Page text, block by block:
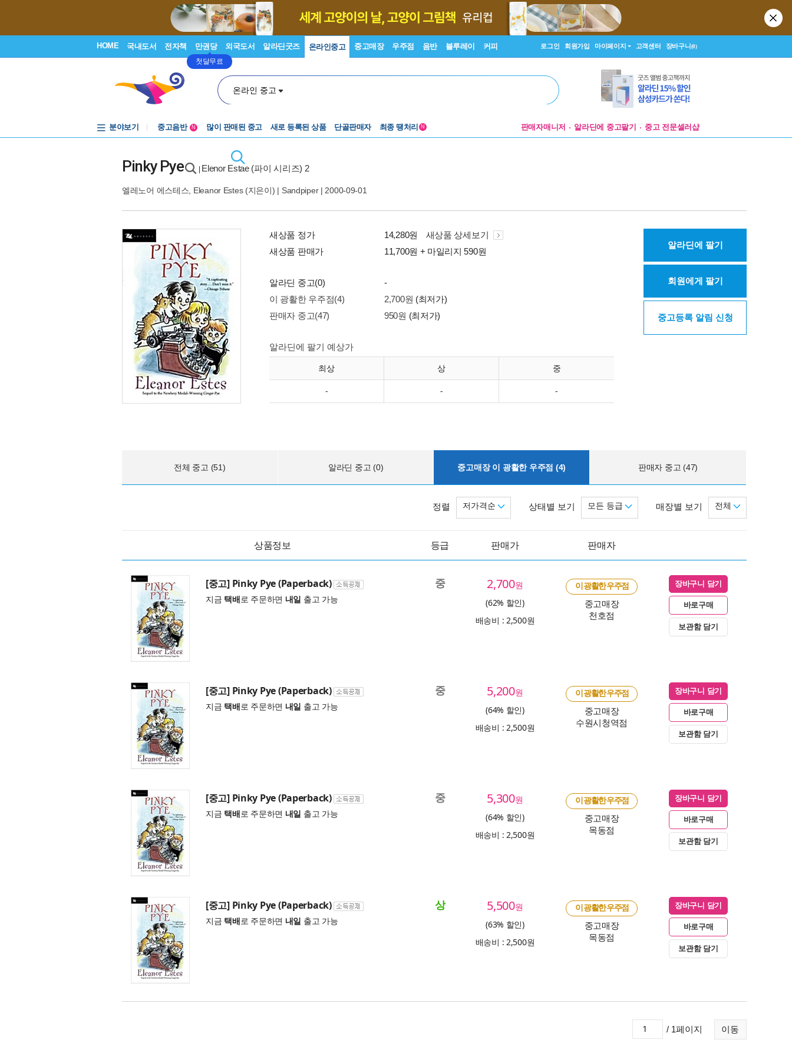
HOME 국내도서 전자책 만권당
첫달무료
외국도서 알라딘굿즈 온라인중고 중고매장 우주점 음반 블루레이 커피 로그인 회원가입 마이페이지 고객센터 장바구니(0)
온라인 중고
분야보기
중고음반
N 많이 판매된 중고 새로 등록된 상품 단골판매자 최종 땡처리 N 판매자매니저 알라딘에 중고팔기 중고 전문셀러샵
Pinky Pye Elenor Estae (파이 시리즈) 2
엘레노어 에스테스 Eleanor Estes(지은이) | Sandpiper| 2000-09-01
새상품 정가 14,280원
새상품 상세보기
새상품 판매가
11,700원 + 마일리지 590원
알라딘 중고(0)
-
이 광활한 우주점(4)
2,700원 (최저가)
판매자 중고(47)
950원 (최저가)
알라딘에 팔기 예상가
최상 상 중
- - -
알라딘에 팔기
회원에게 팔기
중고등록 알림 신청
전체 중고 (51) 알라딘 중고 (0) 중고매장 이 광활한 우주점 (4) 판매자 중고 (47)
매장별 보기 전체
상태별 보기 모든 등급
정렬 저가격순
상품정보 등급 판매가 판매자
[중고] Pinky Pye (Paperback)
지금 택배로 주문하면 내일 출고 가능
중 2,700원
(62% 할인)
배송비 : 2,500원
이 광활한 우주점
중고매장
천호점
장바구니 담기
바로구매
보관함 담기
[중고] Pinky Pye (Paperback)
지금 택배로 주문하면 내일 출고 가능
중 5,200원
(64% 할인)
배송비 : 2,500원
이 광활한 우주점
중고매장
수원시청역점
장바구니 담기
바로구매
보관함 담기
[중고] Pinky Pye (Paperback)
지금 택배로 주문하면 내일 출고 가능
중 5,300원
(64% 할인)
배송비 : 2,500원
이 광활한 우주점
중고매장
목동점
장바구니 담기
바로구매
보관함 담기
[중고] Pinky Pye (Paperback)
지금 택배로 주문하면 내일 출고 가능
상 5,500원
(63% 할인)
배송비 : 2,500원
이 광활한 우주점
중고매장
목동점
장바구니 담기
바로구매
보관함 담기
이동
/ 1페이지